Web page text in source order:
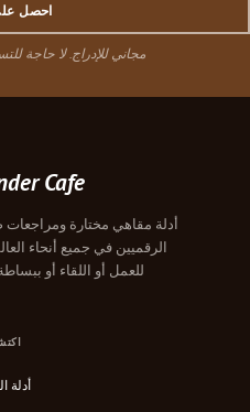
احصل
مجاني للإدراج. لا حاجة
Cafe
أدلة مقاهي مختارة ومراجعات
الرقميين في جميع أنحاء
للعمل أو اللقاء أو
أدلة